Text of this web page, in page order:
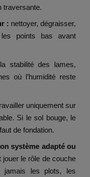
traversante.
: nettoyer, dégraisser,
points bas avant
stabilité des lames,
où l’humidité reste
uniquement sur
Si le sol bouge, le
de fondation.
système adapté ou
jouer le rôle de couche
jamais les plots, les